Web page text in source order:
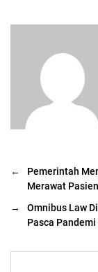
←
Pemerintah
Merawat
→
Omnibus Law
Pasca Pandemi